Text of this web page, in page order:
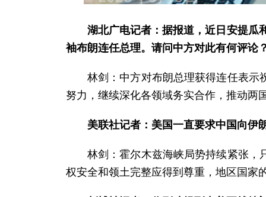
湖北广电记者：据报道，近日安提瓜
袖布朗连任总理。请问中方对此有何评论
林剑：中方对布朗总理获得连任表示
努力，继续深化各领域务实合作，推动两
美联社记者：美国一直要求中国向伊
林剑：霍尔木兹海峡局势持续紧张，
权安全和领土完整应得到尊重，地区国家